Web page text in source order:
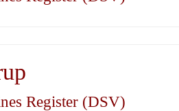
Register (DSV)